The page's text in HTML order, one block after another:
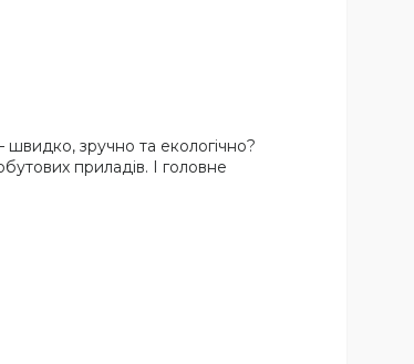
швидко, зручно та екологічно?
приладів. І головне